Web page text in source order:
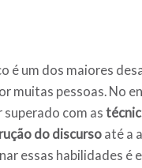
é um dos maiores
muitas pessoas. No
superado com as
do discurso até a
essas habilidades é